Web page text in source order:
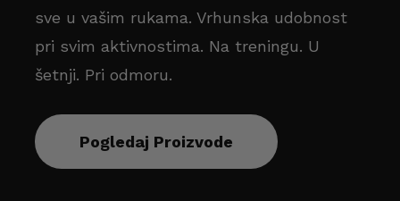
sve u vašim rukama. Vrhunska udobnost
pri svim aktivnostima. Na treningu. U
šetnji. Pri odmoru.
Pogledaj Proizvode